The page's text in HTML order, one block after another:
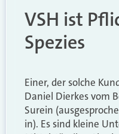
VSH ist
Spezies
Einer, der solche
Daniel Dierkes vom
Surein
in). Es sind kleine